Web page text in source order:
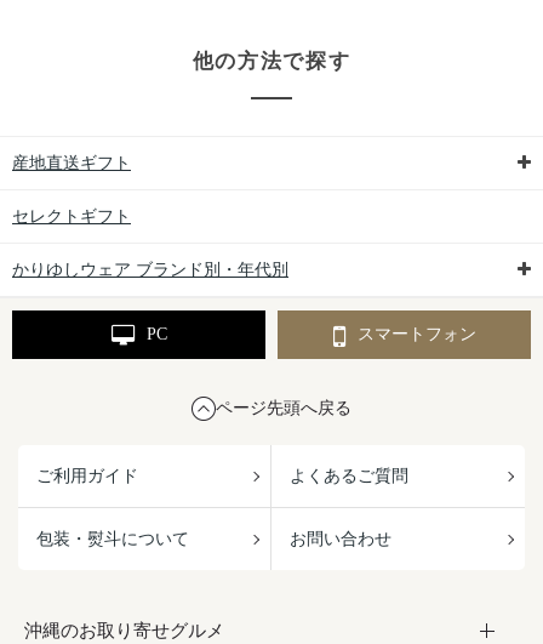
他の方法で探す
産地直送ギフト
セレクトギフト
かりゆしウェア ブランド別・年代別
PC スマートフォン
ページ先頭へ戻る
ご利用ガイド よくあるご質問
包装・熨斗について お問い合わせ
沖縄のお取り寄せグルメ